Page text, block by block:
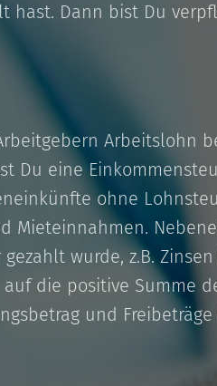
hast. Dann bist Du
Arbeitslohn
Du eine
ohne
Mieteinnahmen.
wurde, z.B.
auf die positive Summe
und